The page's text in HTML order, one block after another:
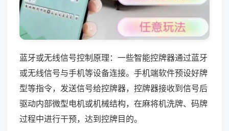
蓝牙或无线信号控制原理：一些智能控牌器通过蓝牙
或无线信号与手机等设备连接。手机端软件预设好牌
型等指令，发送信号给控牌器，控牌器接收到信号后
驱动内部微型电机或机械结构，在麻将机洗牌、码牌
过程中进行干预，达到控牌目的。